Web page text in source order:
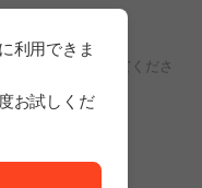
ん。
の条件を変更してくださ
利用できま
お試しくだ